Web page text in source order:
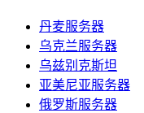
丹麦服务器
乌克兰服务器
乌兹别克斯坦
亚美尼亚服务器
俄罗斯服务器